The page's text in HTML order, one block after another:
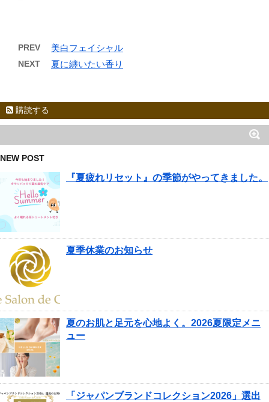
PREV 美白フェイシャル
NEXT 夏に纏いたい香り
購読する
NEW POST
『夏疲れリセット』の季節がやってきました。
夏季休業のお知らせ
夏のお肌と足元を心地よく。2026夏限定メニ
ュー
「ジャパンブランドコレクション2026」選出